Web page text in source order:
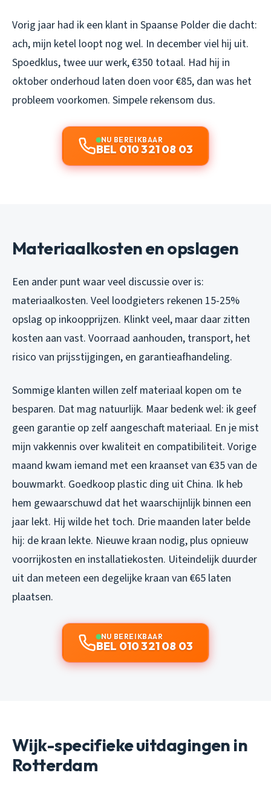
Vorig jaar had ik een klant in Spaanse Polder die dacht:
ach, mijn ketel loopt nog wel. In december viel hij uit.
Spoedklus, twee uur werk, €350 totaal. Had hij in
oktober onderhoud laten doen voor €85, dan was het
probleem voorkomen. Simpele rekensom dus.
NU BEREIKBAAR
BEL 010 321 08 03
Materiaalkosten en opslagen
Een ander punt waar veel discussie over is:
materiaalkosten. Veel loodgieters rekenen 15-25%
opslag op inkoopprijzen. Klinkt veel, maar daar zitten
kosten aan vast. Voorraad aanhouden, transport, het
risico van prijsstijgingen, en garantieafhandeling.
Sommige klanten willen zelf materiaal kopen om te
besparen. Dat mag natuurlijk. Maar bedenk wel: ik geef
geen garantie op zelf aangeschaft materiaal. En je mist
mijn vakkennis over kwaliteit en compatibiliteit. Vorige
maand kwam iemand met een kraanset van €35 van de
bouwmarkt. Goedkoop plastic ding uit China. Ik heb
hem gewaarschuwd dat het waarschijnlijk binnen een
jaar lekt. Hij wilde het toch. Drie maanden later belde
hij: de kraan lekte. Nieuwe kraan nodig, plus opnieuw
voorrijkosten en installatiekosten. Uiteindelijk duurder
uit dan meteen een degelijke kraan van €65 laten
plaatsen.
NU BEREIKBAAR
BEL 010 321 08 03
Wijk-specifieke uitdagingen in
Rotterdam